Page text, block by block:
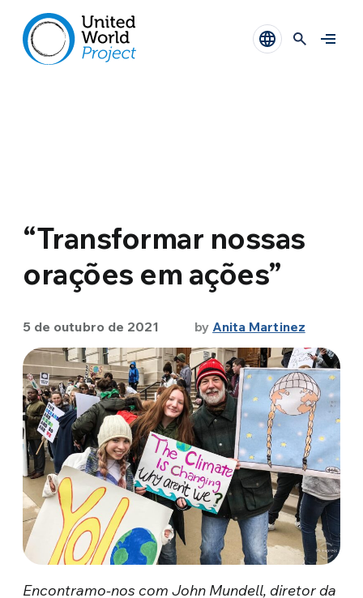
“Transformar nossas
orações em ações”
5 de outubro de 2021 by Anita Martinez
Encontramo-nos com John Mundell, diretor da